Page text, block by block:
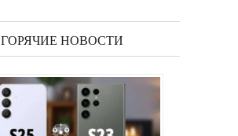
ГОРЯЧИЕ НОВОСТИ